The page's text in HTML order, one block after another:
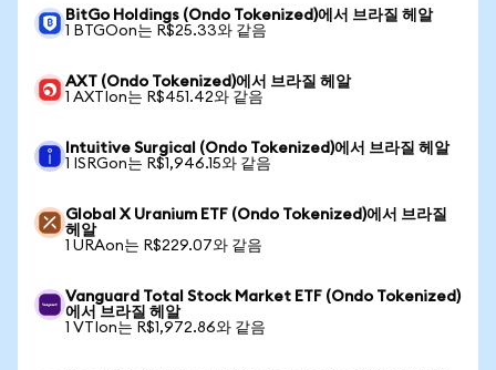
BitGo Holdings (Ondo Tokenized)에서 브라질 헤알
1 BTGOon는 R$25.33와 같음
AXT (Ondo Tokenized)에서 브라질 헤알
1 AXTIon는 R$451.42와 같음
Intuitive Surgical (Ondo Tokenized)에서 브라질 헤알
1 ISRGon는 R$1,946.15와 같음
Global X Uranium ETF (Ondo Tokenized)에서 브라질
헤알
1 URAon는 R$229.07와 같음
Vanguard Total Stock Market ETF (Ondo Tokenized)
에서 브라질 헤알
1 VTIon는 R$1,972.86와 같음